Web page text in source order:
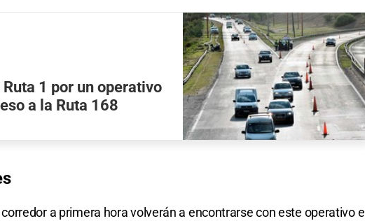
1 por un operativo
a la Ruta 168
a primera hora volverán a encontrarse con este operativo el